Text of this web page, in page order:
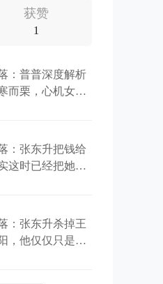
获赞
1
：普普深度解析
而栗，心机女孩
：张东升把钱给
这时已经把她当
：张东升杀掉王
，他仅仅只是为